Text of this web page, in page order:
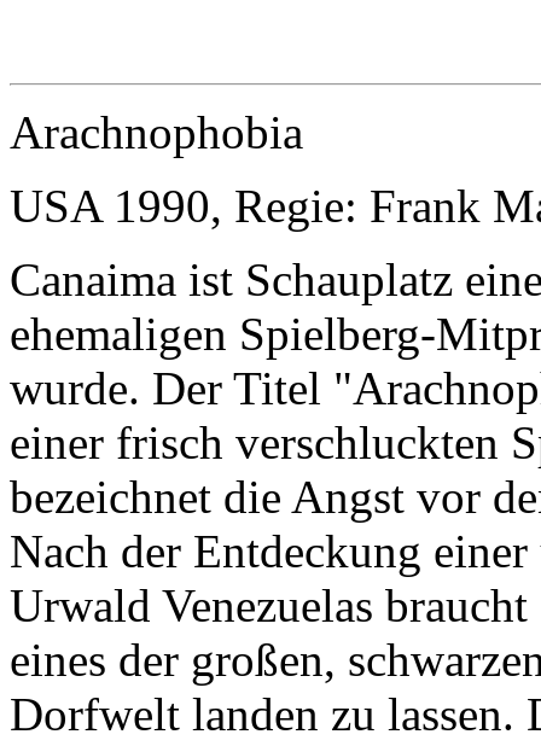
Arachnophobia
USA 1990, Regie: Frank
Canaima ist Schauplatz
ehemaligen Spielberg-
wurde. Der Titel
einer frisch verschluckten
bezeichnet die Angst vor
Nach der Entdeckung
Urwald Venezuelas
eines der großen,
Dorfwelt landen zu lassen.